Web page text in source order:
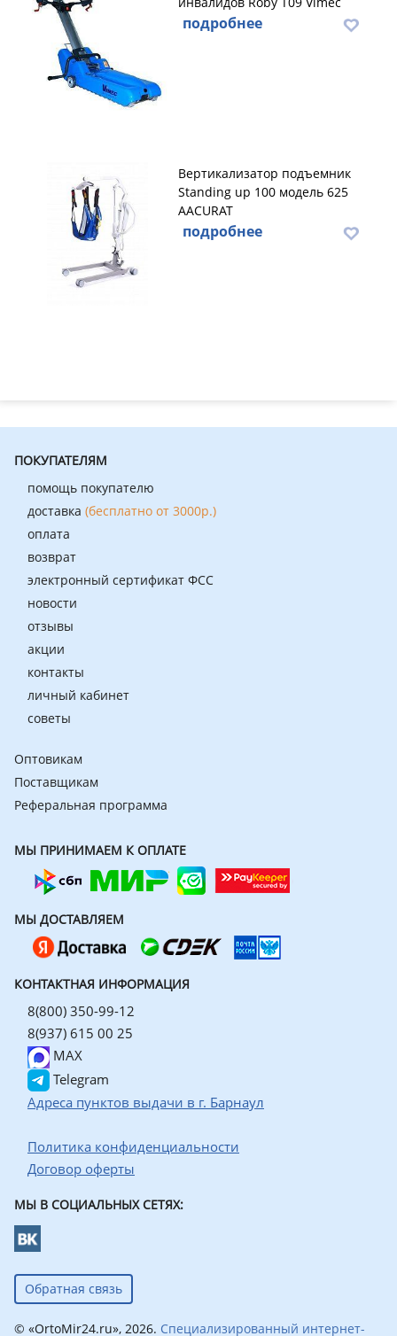
подробнее
Вертикализатор подъемник
Standing up 100 модель 625
AACURAT
подробнее
ПОКУПАТЕЛЯМ
помощь покупателю
доставка (бесплатно от 3000р.)
оплата
возврат
электронный сертификат ФСС
новости
отзывы
акции
контакты
личный кабинет
советы
Оптовикам
Поставщикам
Реферальная программа
МЫ ПРИНИМАЕМ К ОПЛАТЕ
МЫ ДОСТАВЛЯЕМ
КОНТАКТНАЯ ИНФОРМАЦИЯ
8(800) 350-99-12
8(937) 615 00 25
MAX
Telegram
Адреса пунктов выдачи в г. Барнаул
Политика конфиденциальности
Договор оферты
МЫ В СОЦИАЛЬНЫХ СЕТЯХ:
Обратная связь
© «OrtoMir24.ru», 2026. Специализированный интернет-